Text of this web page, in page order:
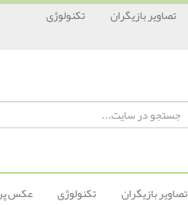
تصاویر بازیگران
تکنولوژی
تصاویر بازیگران تکنولوژی عکس